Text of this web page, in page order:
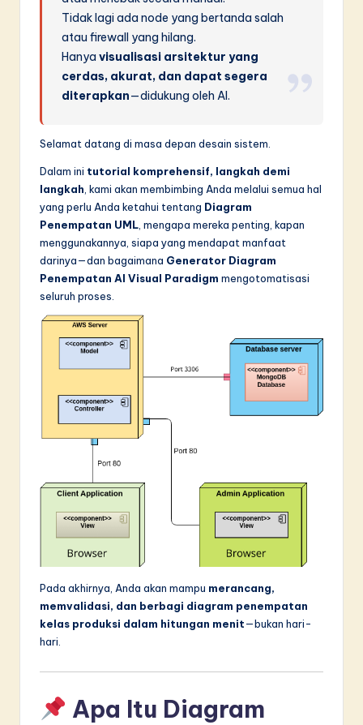
S
o
w
Tidak lagi ada node yang bertanda salah
atau firewall yang hilang.
Hanyavisualisasi arsitektur yang
cerdas, akurat, dan dapat segera
diterapkan—didukung oleh AI.
Selamat datang di masa depan desain sistem.
Dalam ini tutorial komprehensif, langkah demi
langkah , kami akan membimbing Anda melalui semua hal
yang perlu Anda ketahui tentang Diagram
Penempatan UML , mengapa mereka penting, kapan
menggunakannya, siapa yang mendapat manfaat
darinya—dan bagaimana Generator Diagram
Penempatan AI Visual Paradigm mengotomatisasi
seluruh proses.
Pada akhirnya, Anda akan mampu merancang,
memvalidasi, dan berbagi diagram penempatan
kelas produksi dalam hitungan menit—bukan hari-
hari.
Apa Itu Diagram